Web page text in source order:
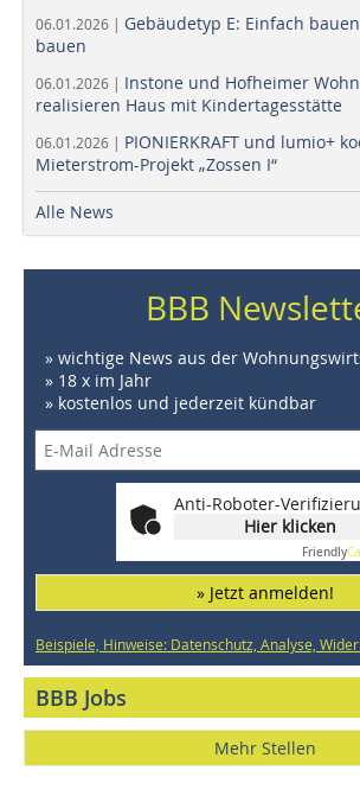
06.01.2026 | Gebäudetyp E: Einfach
bauen
06.01.2026 | Instone und Hofheimer
realisieren Haus mit Kindertagesstätte
06.01.2026 | PIONIERKRAFT und lumio+
Mieterstrom-Projekt „Zossen I“
Alle News
BBB
» wichtige News aus der
» 18 x im Jahr
» kostenlos und jederzeit kündbar
Anti-Roboter-
Hier klicken
Friendly
» Jetzt anmelden!
Beispiele, Hinweise: Datenschutz, Analyse,
BBB Jobs
Mehr Stellen